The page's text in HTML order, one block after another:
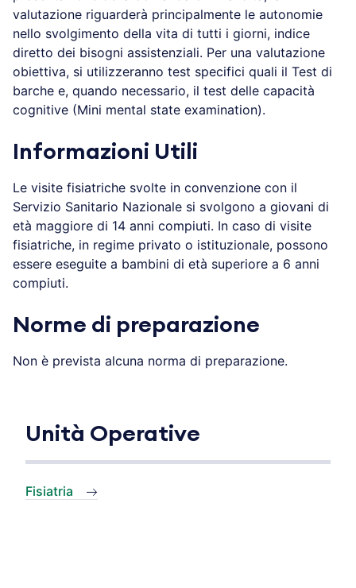
valutazione riguarderà principalmente le autonomie
nello svolgimento della vita di tutti i giorni, indice
diretto dei bisogni assistenziali. Per una valutazione
obiettiva, si utilizzeranno test specifici quali il Test di
barche e, quando necessario, il test delle capacità
cognitive (Mini mental state examination).
Informazioni Utili
Le visite fisiatriche svolte in convenzione con il
Servizio Sanitario Nazionale si svolgono a giovani di
età maggiore di 14 anni compiuti. In caso di visite
fisiatriche, in regime privato o istituzionale, possono
essere eseguite a bambini di età superiore a 6 anni
compiuti.
Norme di preparazione
Non è prevista alcuna norma di preparazione.
Unità Operative
Fisiatria